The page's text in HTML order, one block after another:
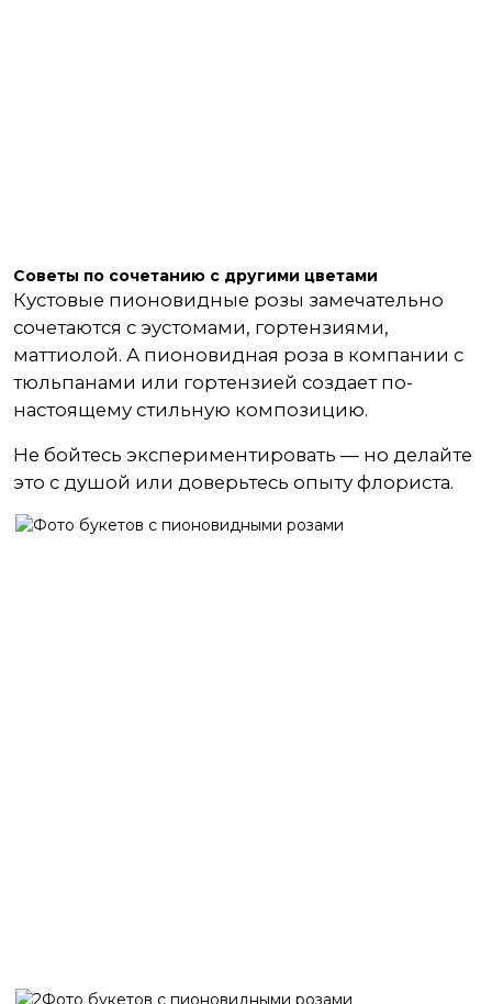
Советы по сочетанию с другими цветами
Кустовые пионовидные розы замечательно
сочетаются с эустомами, гортензиями,
маттиолой. А пионовидная роза в компании с
тюльпанами или гортензией создает по-
настоящему стильную композицию.
Не бойтесь экспериментировать — но делайте
это с душой или доверьтесь опыту флориста.